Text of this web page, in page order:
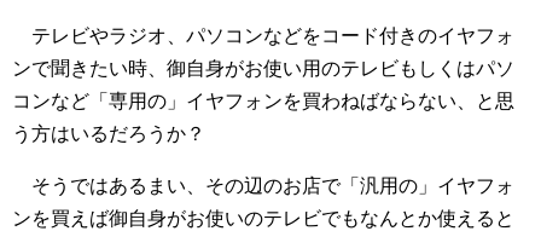
テレビやラジオ、パソコンなどをコード付きのイヤフォ
ンで聞きたい時、御自身がお使い用のテレビもしくはパソ
コンなど「専用の」イヤフォンを買わねばならない、と思
う方はいるだろうか？
そうではあるまい、その辺のお店で「汎用の」イヤフォ
ンを買えば御自身がお使いのテレビでもなんとか使えると